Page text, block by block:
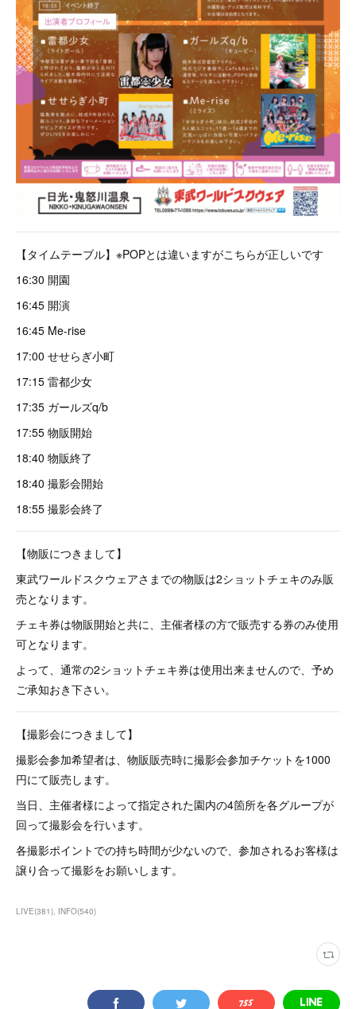
【タイムテーブル】※POPとは違いますがこちらが正しいです
16:30 開園
16:45 開演
16:45 Me-rise
17:00 せせらぎ小町
17:15 雷都少女
17:35 ガールズq/b
17:55 物販開始
18:40 物販終了
18:40 撮影会開始
18:55 撮影会終了
【物販につきまして】
東武ワールドスクウェアさまでの物販は2ショットチェキのみ販
売となります。
チェキ券は物販開始と共に、主催者様の方で販売する券のみ使用
可となります。
よって、通常の2ショットチェキ券は使用出来ませんので、予め
ご承知おき下さい。
【撮影会につきまして】
撮影会参加希望者は、物販販売時に撮影会参加チケットを1000
円にて販売します。
当日、主催者様によって指定された園内の4箇所を各グループが
回って撮影会を行います。
各撮影ポイントでの持ち時間が少ないので、参加されるお客様は
譲り合って撮影をお願いします。
LIVE(381) INFO(540)